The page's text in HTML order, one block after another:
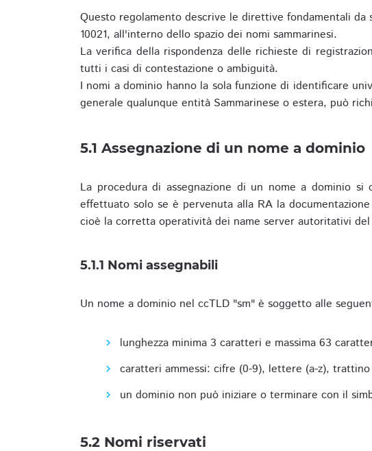
Questo regolamento descrive le direttive fondamentali
10021, all'interno dello spazio dei nomi sammarinesi.
La verifica della rispondenza delle richieste di
tutti i casi di contestazione o ambiguità.
I nomi a dominio hanno la sola funzione di identificare
generale qualunque entità Sammarinese o estera, può
5.1 Assegnazione di un nome a dominio
La procedura di assegnazione di un nome a dominio
effettuato solo se è pervenuta alla RA la
cioè la corretta operatività dei name server autoritativi del
5.1.1 Nomi assegnabili
Un nome a dominio nel ccTLD "sm" è soggetto alle
lunghezza minima 3 caratteri e massima 63
caratteri ammessi: cifre (0-9), lettere (a-z), trattino
un dominio non può iniziare o terminare con il
5.2 Nomi riservati